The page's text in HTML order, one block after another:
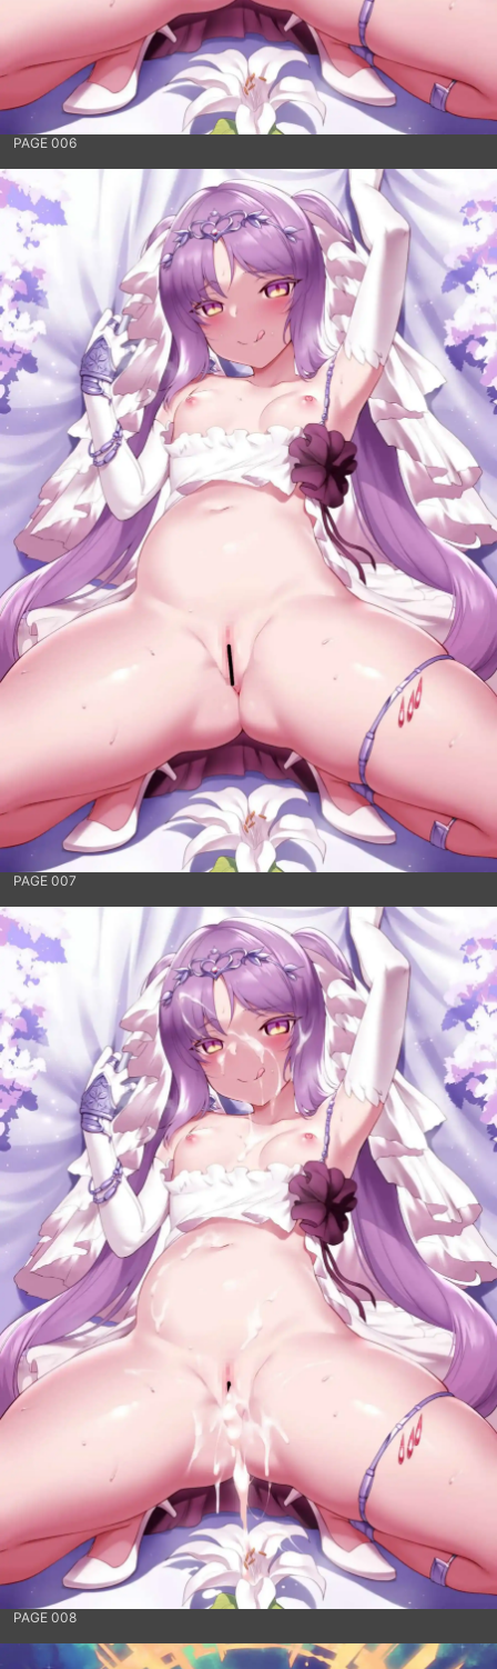
PAGE 006
PAGE 007
PAGE 008